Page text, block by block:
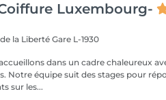
Luxembourg-
la LibertéGare L-1930
dans un cadre chaleureux
Notre équipe suit des stages pour
sur les...